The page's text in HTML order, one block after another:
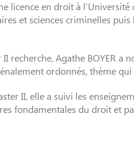
licence en droit à
et sciences criminelles
recherche, Agathe BOYER a
ordonnés, thème
II, elle a suivi les
fondamentales du droit et